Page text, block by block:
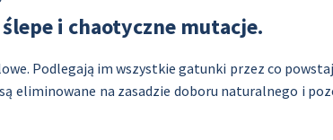
i chaotyczne mutacje.
Podlegają im wszystkie gatunki przez co
eliminowane na zasadzie doboru naturalnego i